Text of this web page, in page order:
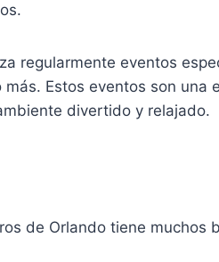
regularmente eventos
Estos eventos son una
divertido y relajado.
de Orlando tiene muchos